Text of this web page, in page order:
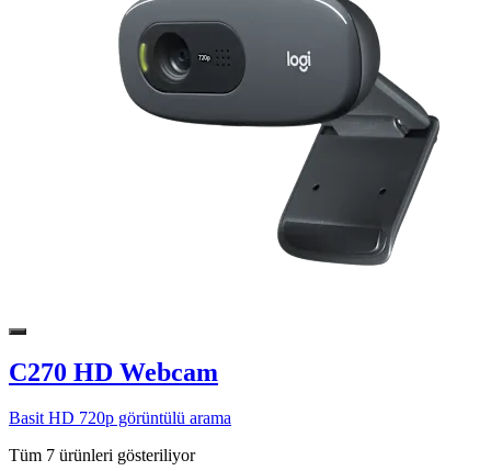
C270 HD Webcam
Basit HD 720p görüntülü arama
Tüm 7 ürünleri gösteriliyor